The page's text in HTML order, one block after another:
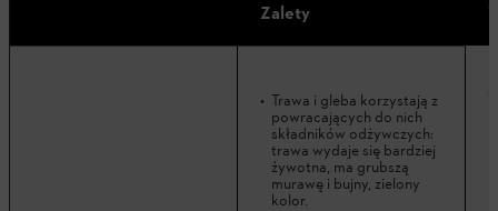
Zalety
Trawa i gleba korzystają z
powracających do nich
składników odżywczych:
trawa wydaje się bardziej
żywotna, ma grubszą
murawę i bujny, zielony
kolor.